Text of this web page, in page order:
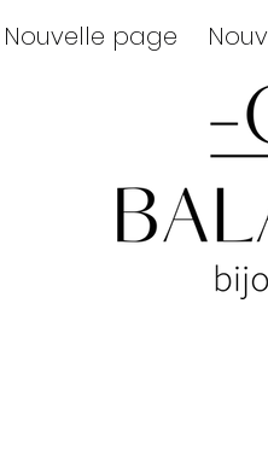
Nouvelle page